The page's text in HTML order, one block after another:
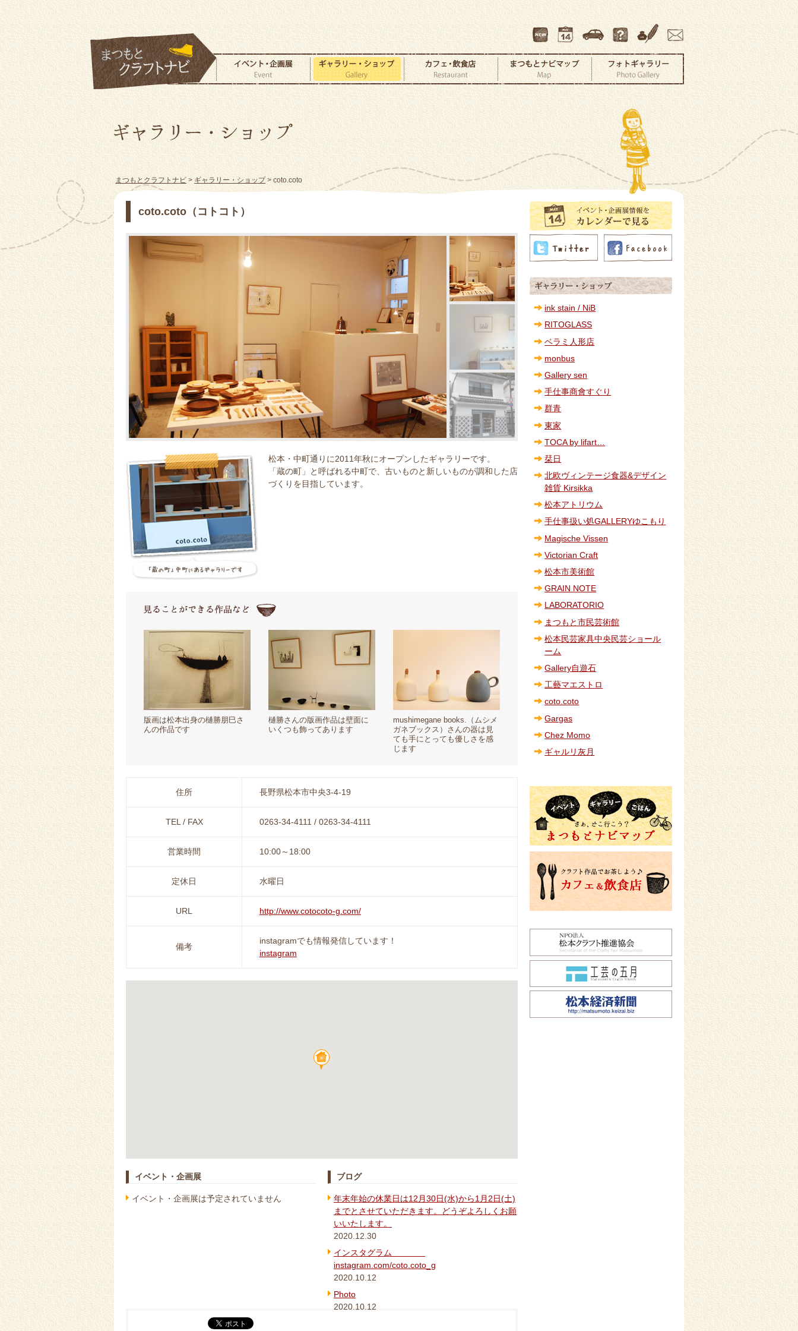
まつもとクラフトナビ > ギャラリー・ショップ> coto.coto
coto.coto（コトコト）
松本・中町通りに2011年秋にオープンしたギャラリーです。
「蔵の町」と呼ばれる中町で、古いものと新しいものが調和した店
づくりを目指しています。
版画は松本出身の樋勝朋巳さ
んの作品です
樋勝さんの版画作品は壁面に
いくつも飾ってあります
mushimegane books.（ムシメ
ガネブックス）さんの器は見
ても手にとっても優しさを感
じます
住所 長野県松本市中央3-4-19
TEL / FAX 0263-34-4111 / 0263-34-4111
営業時間 10:00～18:00
定休日 水曜日
URL http://www.cotocoto-g.com/
備考
instagramでも情報発信しています！
instagram
イベント・企画展
イベント・企画展は予定されていません
ブログ
年末年始の休業日は12月30日(水)から1月2日(土)
までとさせていただきます。どうぞよろしくお願
いいたします。
2020.12.30
インスタグラム
instagram.com/coto.coto_g
2020.10.12
Photo
2020.10.12
ink stain / NiB
RITOGLASS
ベラミ人形店
monbus
Gallery sen
手仕事商會すぐり
群青
東家
TOCA by lifart…
栞日
北欧ヴィンテージ食器&デザイン
雑貨 Kirsikka
松本アトリウム
手仕事扱い処GALLERYゆこもり
Magische Vissen
Victorian Craft
松本市美術館
GRAIN NOTE
LABORATORIO
まつもと市民芸術館
松本民芸家具中央民芸ショール
ーム
Gallery自遊石
工藝マエストロ
coto.coto
Gargas
Chez Momo
ギャルリ灰月